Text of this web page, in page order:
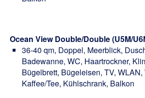
Ocean View Double/Double (U5M/
36-40 qm, Doppel, Meerblick,
Badewanne, WC, Haartrockner,
Bügelbrett, Bügeleisen, TV, WLAN,
Kaffee/Tee, Kühlschrank, Balkon